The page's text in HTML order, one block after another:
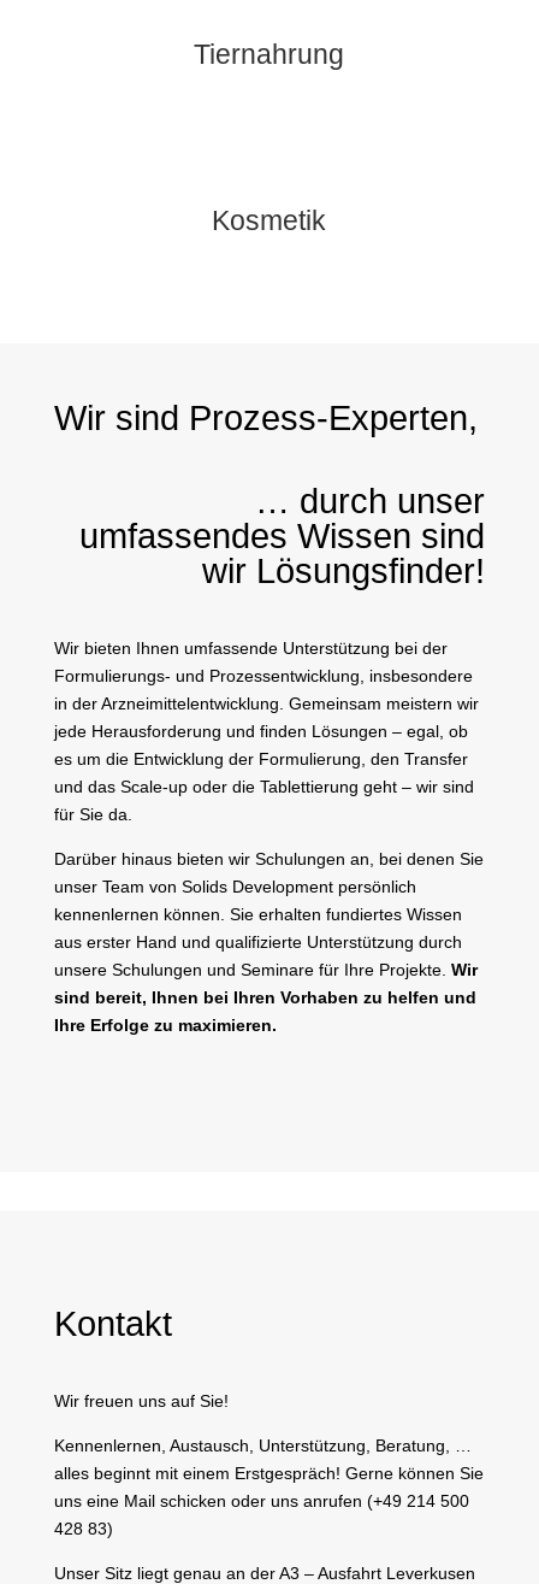
Tiernahrung
Kosmetik
Wir sind Prozess-Experten,
… durch unser
umfassendes Wissen sind
wir Lösungsfinder!
Wir bieten Ihnen umfassende Unterstützung bei der
Formulierungs- und Prozessentwicklung, insbesondere
in der Arzneimittelentwicklung. Gemeinsam meistern wir
jede Herausforderung und finden Lösungen – egal, ob
es um die Entwicklung der Formulierung, den Transfer
und das Scale-up oder die Tablettierung geht – wir sind
für Sie da.
Darüber hinaus bieten wir Schulungen an, bei denen Sie
unser Team von Solids Development persönlich
kennenlernen können. Sie erhalten fundiertes Wissen
aus erster Hand und qualifizierte Unterstützung durch
unsere Schulungen und Seminare für Ihre Projekte. Wir
sind bereit, Ihnen bei Ihren Vorhaben zu helfen und
Ihre Erfolge zu maximieren.
Kontakt
Wir freuen uns auf Sie!
Kennenlernen, Austausch, Unterstützung, Beratung, …
alles beginnt mit einem Erstgespräch! Gerne können Sie
uns eine Mail schicken oder uns anrufen (+49 214 500
428 83)
Unser Sitz liegt genau an der A3 – Ausfahrt Leverkusen